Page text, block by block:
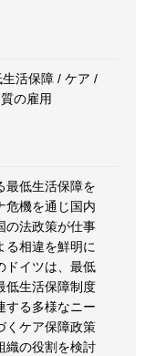
活保障 / ケア /
の雇用
最低生活保障を
危機を通じ国内
の法政策が仕事
る相違を鮮明に
ドイツは、最低
低生活保障制度
する多様なニー
くケア保障政策
織の役割を検討